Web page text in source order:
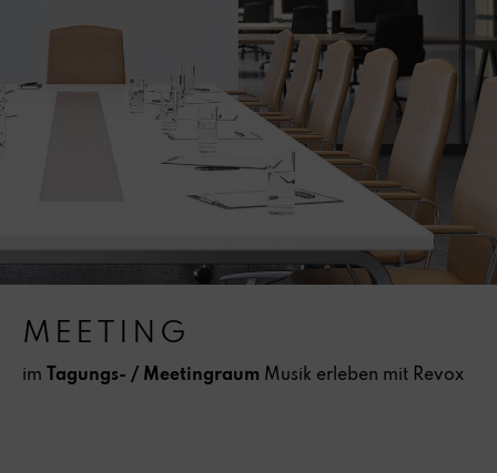
MEETING
im Tagungs- / Meetingraum Musik erleben mit Revox